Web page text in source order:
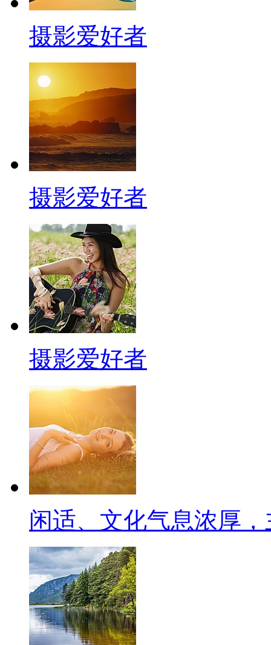
摄影爱好者
摄影爱好者
摄影爱好者
闲适、文化气息浓厚